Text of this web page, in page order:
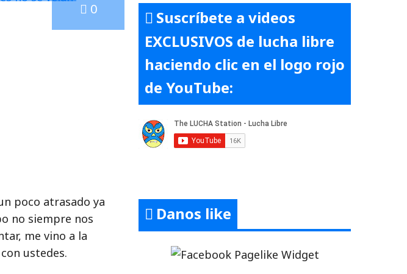
0
poco atrasado ya
no siempre nos
me vino a la
ustedes.
Suscríbete a videos
EXCLUSIVOS de lucha libre
haciendo clic en el logo rojo
de YouTube:
Danos like